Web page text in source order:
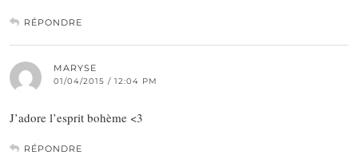
RÉPONDRE
MARYSE
01/04/2015 / 12:04 PM
J’adore l’esprit bohème <3
RÉPONDRE